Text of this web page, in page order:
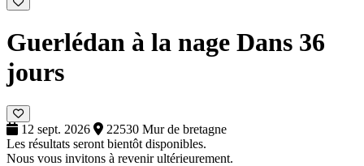
Guerlédan à la nage Dans 36
jours
12 sept. 2026
22530 Mur de bretagne
Les résultats seront bientôt disponibles.
Nous vous invitons à revenir ultérieurement.